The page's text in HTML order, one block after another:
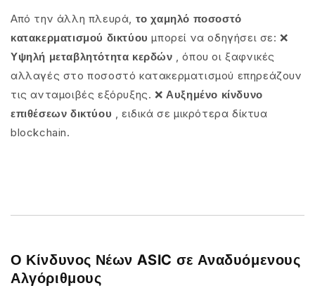
Από την άλλη πλευρά, το χαμηλό ποσοστό
κατακερματισμού δικτύου μπορεί να οδηγήσει σε:❌
Υψηλή μεταβλητότητα κερδών , όπου οι ξαφνικές
αλλαγές στο ποσοστό κατακερματισμού επηρεάζουν
τις ανταμοιβές εξόρυξης. ❌Αυξημένο κίνδυνο
επιθέσεων δικτύου , ειδικά σε μικρότερα δίκτυα
blockchain.
Ο Κίνδυνος Νέων ASIC σε Αναδυόμενους
Αλγόριθμους